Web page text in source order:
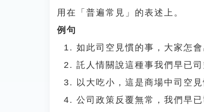
用在「普遍常見」的表述上。
例句
如此司空見慣的事，大家怎會
託人情關說這種事我們早已司
以大吃小，這是商場中司空見
公司政策反覆無常，我們早已